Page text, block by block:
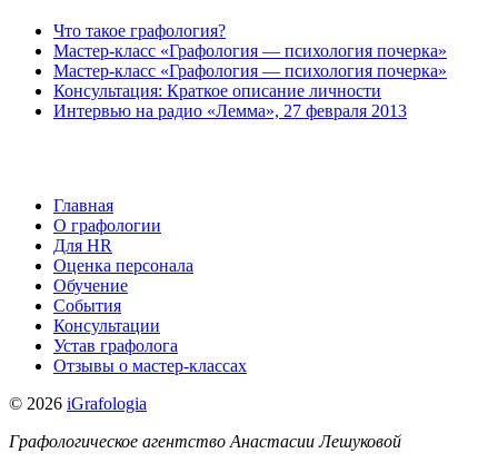
Что такое графология?
Мастер-класс «Графология — психология почерка»
Мастер-класс «Графология — психология почерка»
Консультация: Краткое описание личности
Интервью на радио «Лемма», 27 февраля 2013
Главная
О графологии
Для HR
Оценка персонала
Обучение
События
Консультации
Устав графолога
Отзывы о мастер-классах
© 2026 iGrafologia
Графологическое агентство Анастасии Лешуковой